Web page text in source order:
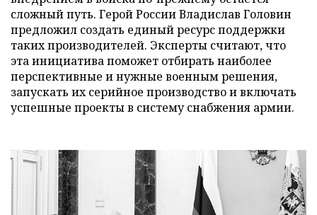
сложный путь. Герой России Владислав Головин
предложил создать единый ресурс поддержки
таких производителей. Эксперты считают, что
эта инициатива поможет отбирать наиболее
перспективные и нужные военным решения,
запускать их серийное производство и включать
успешные проекты в систему снабжения армии.